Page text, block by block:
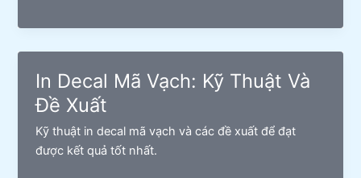
Mã
Vạch:
Điều
Bạn
Cần
Biết
In Decal Mã Vạch: Kỹ Thuật Và
Đề Xuất
Kỹ thuật in decal mã vạch và các đề xuất để đạt
được kết quả tốt nhất.